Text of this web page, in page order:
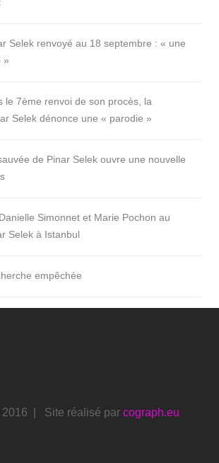
Selek renvoyé au 18 septembre : « une
»
le 7ème renvoi de son procès, la
Selek dénonce une « parodie »
de Pinar Selek ouvre une nouvelle
Simonnet et Marie Pochon au
Selek à Istanbul
empêchée
2016 | Site réalisé par cograph.eu